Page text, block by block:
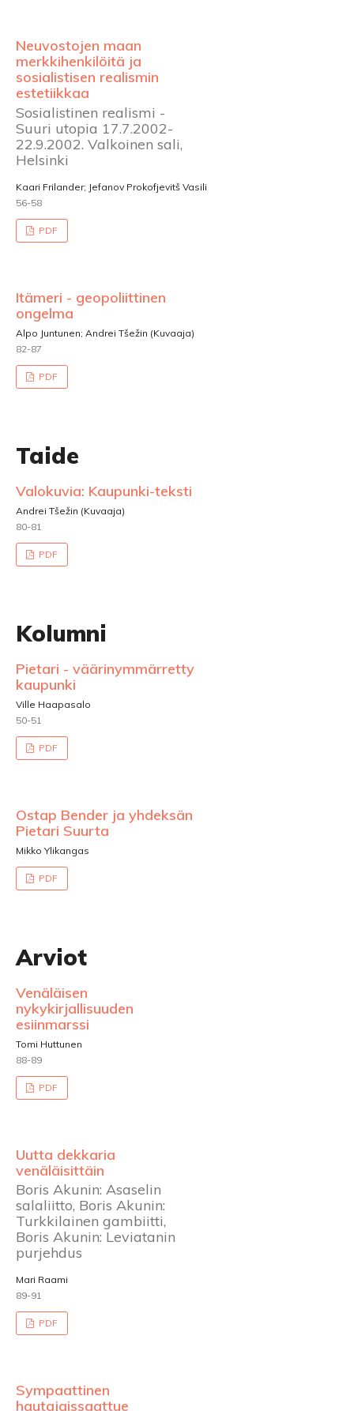
Neuvostojen maan
merkkihenkilöitä ja
sosialistisen realismin
estetiikkaa
Sosialistinen realismi -
Suuri utopia 17.7.2002-
22.9.2002. Valkoinen sali,
Helsinki
Kaari Frilander; Jefanov Prokofjevitš Vasili
56-58
PDF
Itämeri - geopoliittinen
ongelma
Alpo Juntunen; Andrei Tšežin (Kuvaaja)
82-87
PDF
Taide
Valokuvia: Kaupunki-teksti
Andrei Tšežin (Kuvaaja)
80-81
PDF
Kolumni
Pietari - väärinymmärretty
kaupunki
Ville Haapasalo
50-51
PDF
Ostap Bender ja yhdeksän
Pietari Suurta
Mikko Ylikangas
PDF
Arviot
Venäläisen
nykykirjallisuuden
esiinmarssi
Tomi Huttunen
88-89
PDF
Uutta dekkaria
venäläisittäin
Boris Akunin: Asaselin
salaliitto, Boris Akunin:
Turkkilainen gambiitti,
Boris Akunin: Leviatanin
purjehdus
Mari Raami
89-91
PDF
Sympaattinen
hautajaissaattue